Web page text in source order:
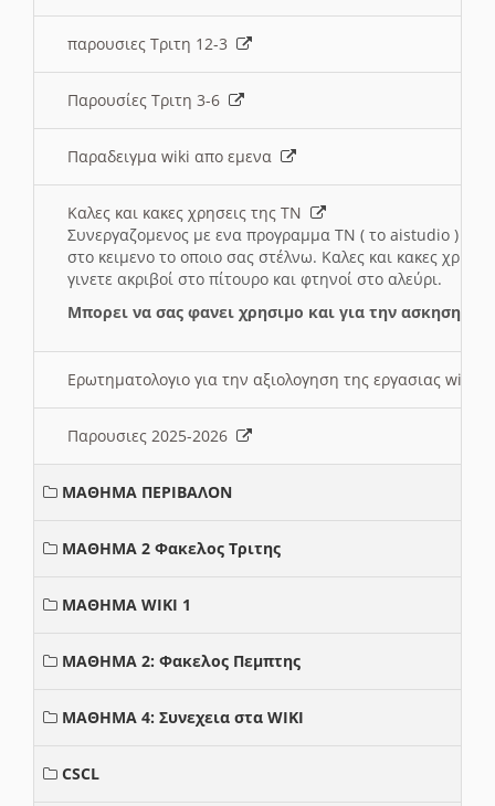
παρουσιες Τριτη 12-3
Παρουσίες Τριτη 3-6
Παραδειγμα wiki απο εμενα
Καλες και κακες χρησεις της ΤΝ
Συνεργαζομενος με ενα προγραμμα ΤΝ ( το aistudio ) και
στο κειμενο το οποιο σας στέλνω. Καλες και κακες
γινετε ακριβοί στο πίτουρο και φτηνοί στο αλεύρι.
Μπορει να σας φανει χρησιμο και για την ασκηση
Ερωτηματολογιο για την αξιολογηση της εργασιας wiki
Παρουσιες 2025-2026
ΜΑΘΗΜΑ ΠΕΡΙΒΑΛΟΝ
ΜΑΘΗΜΑ 2 Φακελος Τριτης
ΜΑΘΗΜΑ WIKI 1
ΜΑΘΗΜΑ 2: Φακελος Πεμπτης
ΜΑΘΗΜΑ 4: Συνεχεια στα WIKI
CSCL